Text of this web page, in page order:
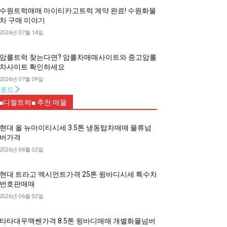
수원트럭매매 마이티카고트럭 계약 완료! 수원화물
차 구매 이야기
2026년 07월 14일
암롤트럭 찾는다면? 암롤차매매사이트와 중고암롤
차사이트 확인하세요
2026년 07월 09일
드
디젤트럭■ 추천.매물
현대 올 뉴마이티시세 3.5톤 냉동탑차매매 물류넘
버가격
2026년 06월 02일
현대 트라고 엑시언트가격 25톤 윙바디시세 특수차
번호판매매
2026년 06월 02일
타타대우맥쎈가격 8.5톤 윙바디매매 개별화물넘버